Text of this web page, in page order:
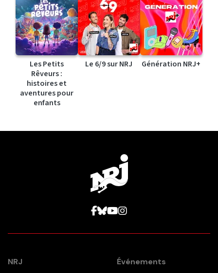
Les Petits
Rêveurs :
histoires et
aventures pour
enfants
Le 6/9 sur NRJ Génération NRJ+
NRJ Événements